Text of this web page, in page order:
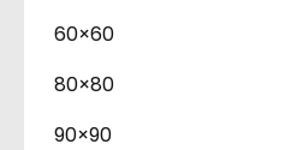
60×60
80×80
90×90